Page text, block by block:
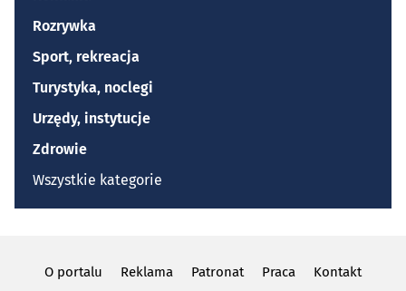
Rozrywka
Sport, rekreacja
Turystyka, noclegi
Urzędy, instytucje
Zdrowie
Wszystkie kategorie
O portalu Reklama Patronat Praca
Kontakt